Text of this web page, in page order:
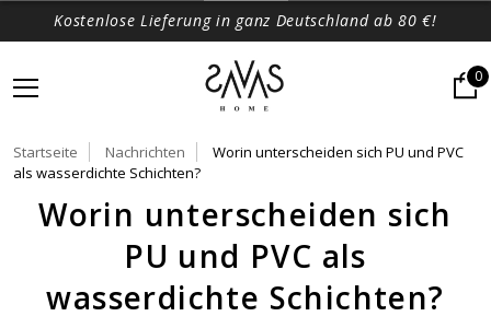
Kostenlose Lieferung in ganz Deutschland ab 80 €!
0
Startseite Nachrichten
Worin unterscheiden sich PU und PVC
als wasserdichte Schichten?
Worin unterscheiden sich
PU und PVC als
wasserdichte Schichten?